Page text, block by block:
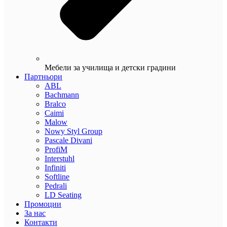
Мебели за училища и детски градини
Партньори
ABL
Bachmann
Bralco
Caimi
Malow
Nowy Styl Group
Pascale Divani
ProfiM
Interstuhl
Infiniti
Softline
Pedrali
LD Seating
Промоции
За нас
Контакти